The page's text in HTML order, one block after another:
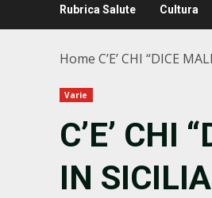
Rubrica Salute Cultura
Home C’E’ CHI “DICE
Varie
C’E’ CHI
IN